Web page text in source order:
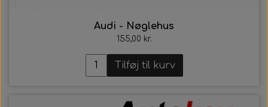
Audi - Nøglehus
155,00 kr.
Tilføj til kurv